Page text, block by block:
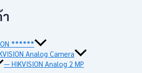
******
Analog Camera
— HIKVISION Analog 2 MP